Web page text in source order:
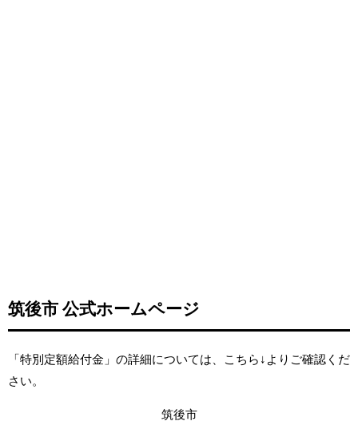
筑後市 公式ホームページ
「特別定額給付金」の詳細については、こちら↓よりご確認くだ
さい。
筑後市